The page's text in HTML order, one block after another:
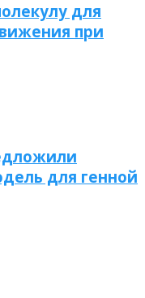
для
при
для генной